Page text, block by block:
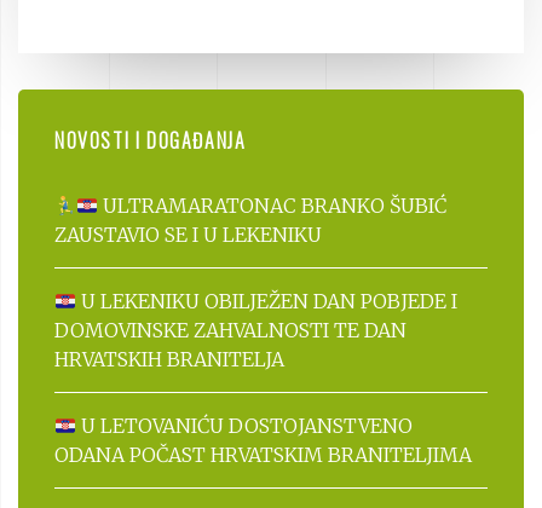
NOVOSTI I DOGAĐANJA
ULTRAMARATONAC BRANKO ŠUBIĆ
ZAUSTAVIO SE I U LEKENIKU
U LEKENIKU OBILJEŽEN DAN POBJEDE I
DOMOVINSKE ZAHVALNOSTI TE DAN
HRVATSKIH BRANITELJA
U LETOVANIĆU DOSTOJANSTVENO
ODANA POČAST HRVATSKIM BRANITELJIMA